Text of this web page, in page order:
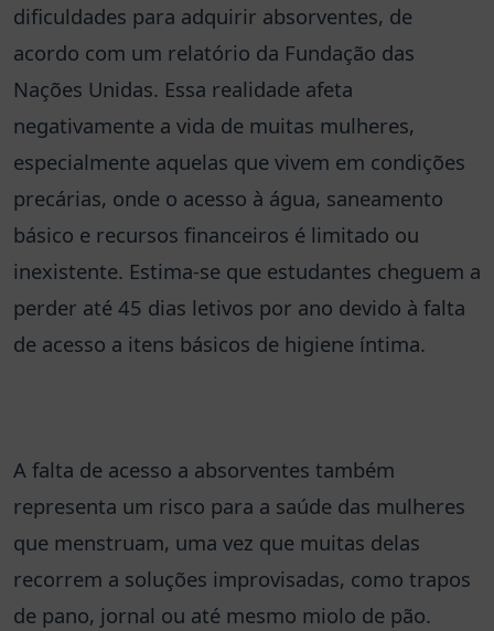
dificuldades para adquirir absorventes, de
acordo com um relatório da Fundação das
Nações Unidas. Essa realidade afeta
negativamente a vida de muitas mulheres,
especialmente aquelas que vivem em condições
precárias, onde o acesso à água, saneamento
básico e recursos financeiros é limitado ou
inexistente. Estima-se que estudantes cheguem a
perder até 45 dias letivos por ano devido à falta
de acesso a itens básicos de higiene íntima.
A falta de acesso a absorventes também
representa um risco para a saúde das mulheres
que menstruam, uma vez que muitas delas
recorrem a soluções improvisadas, como trapos
de pano, jornal ou até mesmo miolo de pão.